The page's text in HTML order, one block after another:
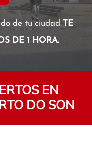
de tu ciudadTE
DE 1 HORA.
EN
DO SON